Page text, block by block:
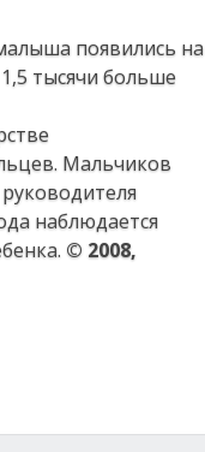
появились на
тысячи больше
Мальчиков
наблюдается
© 2008,